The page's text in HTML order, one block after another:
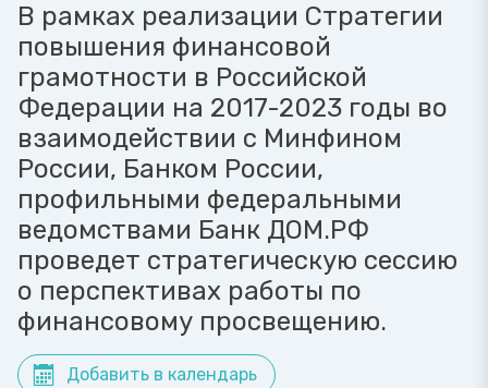
В рамках реализации Стратегии
повышения финансовой
грамотности в Российской
Федерации на 2017-2023 годы во
взаимодействии с Минфином
России, Банком России,
профильными федеральными
ведомствами Банк ДОМ.РФ
проведет стратегическую сессию
о перспективах работы по
финансовому просвещению.
Добавить в календарь